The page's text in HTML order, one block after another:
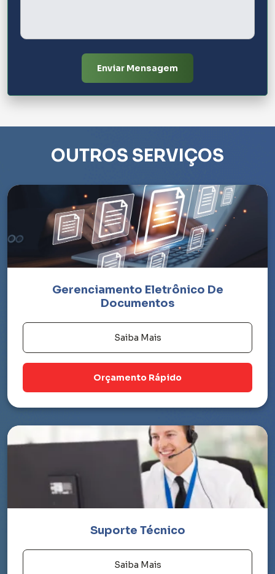
Enviar Mensagem
OUTROS SERVIÇOS
Gerenciamento Eletrônico De
Documentos
Saiba Mais
Orçamento Rápido
Suporte Técnico
Saiba Mais